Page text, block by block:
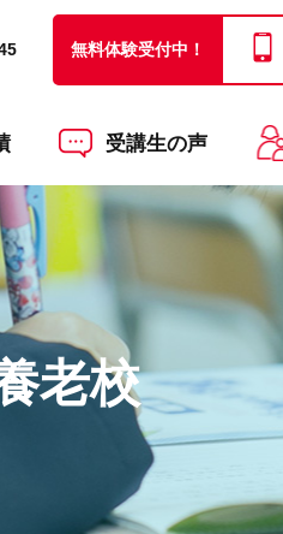
無料体験受付中！
受講生の声
老校